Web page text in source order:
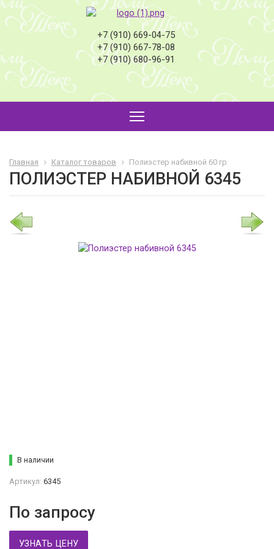
+7 (910) 669-04-75
+7 (910) 667-78-08
+7 (910) 680-96-91
Главная Каталог товаров Полиэстер набивной 60 гр.
ПОЛИЭСТЕР НАБИВНОЙ 6345
В наличии
Артикул: 6345
По запросу
УЗНАТЬ ЦЕНУ